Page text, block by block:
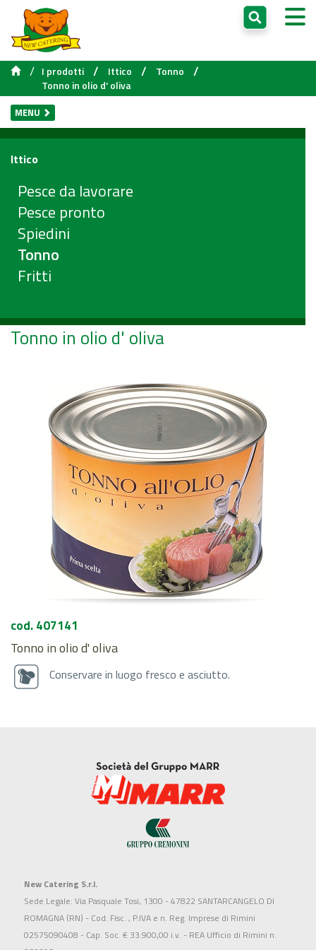
/ I prodotti / Ittico / Tonno /
Tonno in olio d' oliva
MENU
Ittico
Pesce da lavorare
Pesce pronto
Spiedini
Tonno
Fritti
Tonno in olio d' oliva
cod. 407141
Tonno in olio d' oliva
Conservare in luogo fresco e asciutto.
New Catering S.r.l.
Sede Legale: Via Pasquale Tosi, 1300 - 47822 SANTARCANGELO DI
ROMAGNA (RN) - Cod. Fisc. , P.IVA e n. Reg. Imprese di Rimini
02575090408 - Cap. Soc. € 33.900,00 i.v. - REA Ufficio di Rimini n.